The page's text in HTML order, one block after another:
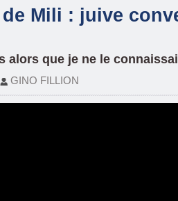
Mili : juive
alors que je ne le
GINO FILLION